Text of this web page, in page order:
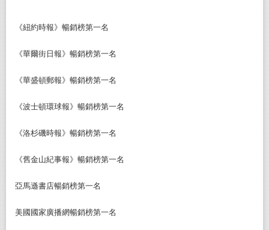
《紐約時報》暢銷榜第一名
《華爾街日報》暢銷榜第一名
《華盛頓郵報》暢銷榜第一名
《波士頓環球報》暢銷榜第一名
《洛杉磯時報》暢銷榜第一名
《舊金山紀事報》暢銷榜第一名
亞馬遜書店暢銷榜第一名
美國國家廣播網暢銷榜第一名